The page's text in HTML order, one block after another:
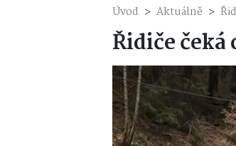
Úvod Aktuálně
Řidiče